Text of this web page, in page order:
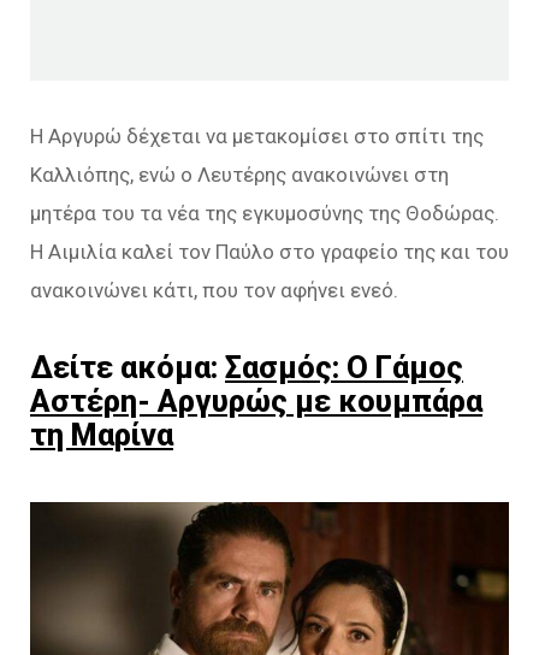
Η Αργυρώ δέχεται να μετακομίσει στο σπίτι της
Καλλιόπης, ενώ ο Λευτέρης ανακοινώνει στη
μητέρα του τα νέα της εγκυμοσύνης της Θοδώρας.
Η Αιμιλία καλεί τον Παύλο στο γραφείο της και του
ανακοινώνει κάτι, που τον αφήνει ενεό.
Δείτε ακόμα: Σασμός: Ο Γάμος
Αστέρη- Αργυρώς με κουμπάρα
τη Μαρίνα